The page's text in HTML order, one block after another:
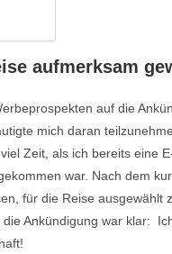
aufmerksam
auf die
mich daran
Zeit, als ich bereits eine
war. Nach dem
für die Reise
Ankündigung war klar: